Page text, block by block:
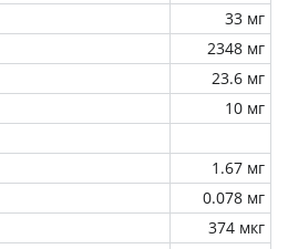
33 мг
2348 мг
23.6 мг
10 мг
1.67 мг
0.078 мг
374 мкг